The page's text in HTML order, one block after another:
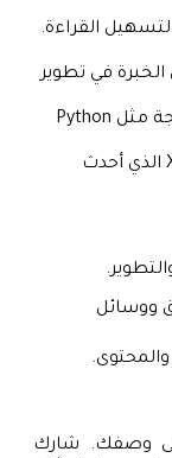
القراءة.
من الخبرة في تطوير
: خبير في لغات البرمجة مثل Python
: عملت في مشروع X الذي أحدث
ووسائل
وصفك. شارك